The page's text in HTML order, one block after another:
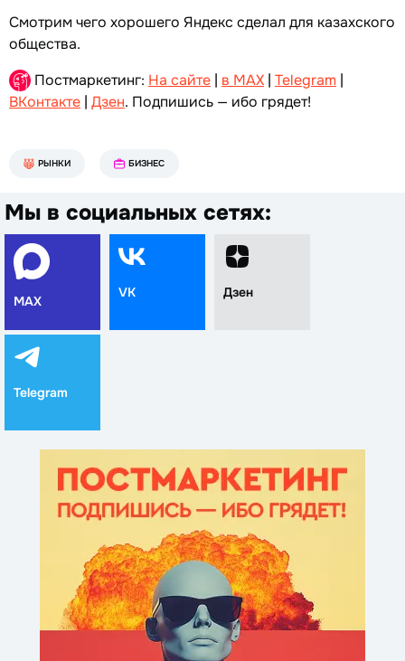
Смотрим чего хорошего Яндекс сделал для казахского
общества.
Постмаркетинг: На сайте | в MAX | Telegram |
ВКонтакте | Дзен. Подпишись — ибо грядет!
РЫНКИ БИЗНЕС
Мы в социальных сетях:
MAX
VK Дзен
Telegram